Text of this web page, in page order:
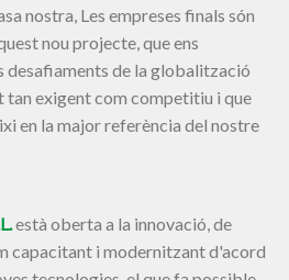
nostra, Les empreses finals són
nou projecte, que ens
desafiaments de la globalització
tan exigent com competitiu i que
en la major referència del nostre
està oberta a la innovació, de
capacitant i modernitzant d'acord